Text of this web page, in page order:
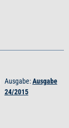
Ausgabe:Ausgabe
24/2015